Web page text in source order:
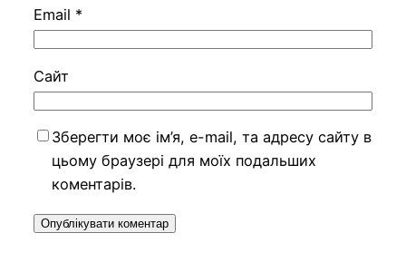
Email *
Сайт
Зберегти моє ім’я, e-mail, та адресу сайту в
цьому браузері для моїх подальших
коментарів.